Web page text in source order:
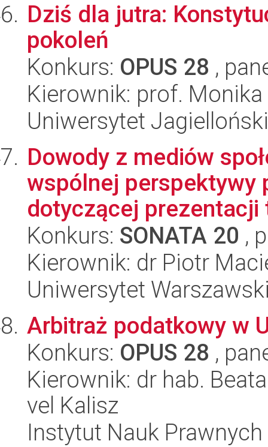
Dziś dla jutra:
pokoleń
Konkurs: OPUS 28 ,
Kierownik: prof.
Uniwersytet Jagielloński
Dowody z mediów
wspólnej perspektywy
dotyczącej prezentacji
Konkurs: SONATA 20 ,
Kierownik: dr Piotr
Uniwersytet
Arbitraż podatkowy w
Konkurs: OPUS 28 ,
Kierownik: dr hab.
vel Kalisz
Instytut Nauk Prawnych